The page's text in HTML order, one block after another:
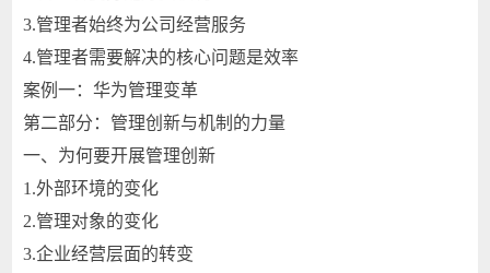
3.管理者始终为公司经营服务
4.管理者需要解决的核心问题是效率
案例一：华为管理变革
第二部分：管理创新与机制的力量
一、为何要开展管理创新
1.外部环境的变化
2.管理对象的变化
3.企业经营层面的转变